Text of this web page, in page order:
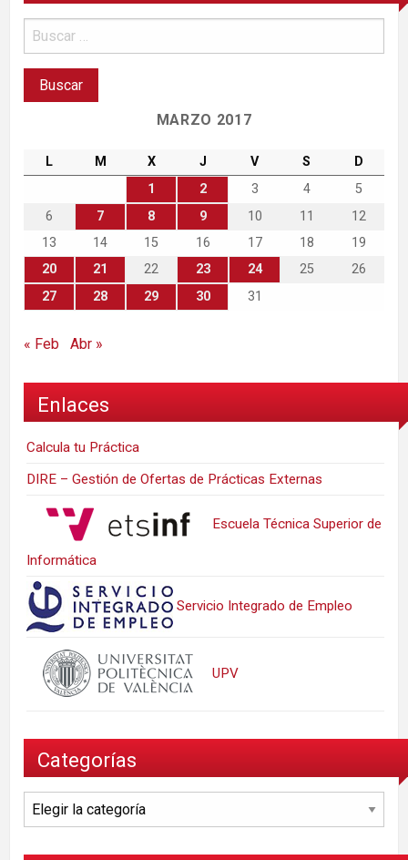
MARZO 2017
L M X J V S
D
1
2 3 4
5
6
7 8 9 10 11
12
13
14 15 16 17 18
19
20
21 22 23 24 25
26
27
28 29 30 31
« Feb Abr »
Enlaces
Calcula tu Práctica
DIRE – Gestión de Ofertas de Prácticas Externas
Escuela Técnica Superior de
Informática
Servicio Integrado de Empleo
UPV
Categorías
Categorías